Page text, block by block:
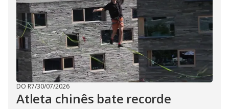
DO R7/30/07/2026
Atleta chinês bate recorde